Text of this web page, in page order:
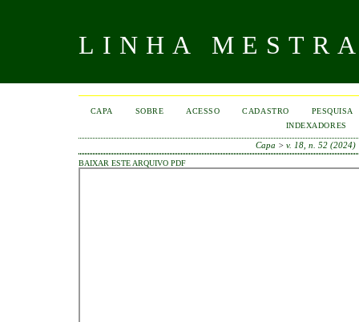
LINHA
CAPA SOBRE ACESSO CADASTRO
PESQUISA
INDEXADORES
Capa >v. 18, n. 52 (2024)
BAIXAR ESTE ARQUIVO PDF